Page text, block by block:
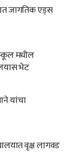
जागतिक एड्स
मधील
भेट
यांचा
वृक्ष लागवड